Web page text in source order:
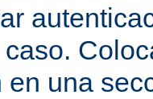
en una